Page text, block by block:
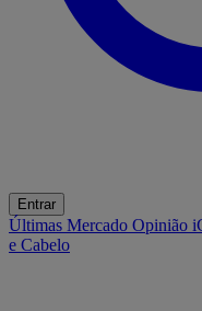
Entrar
Últimas Mercado Opinião
e Cabelo